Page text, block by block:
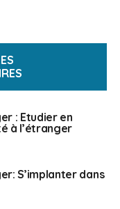
: Etudier en
à l’étranger
S’implanter dans